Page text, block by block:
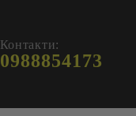
Контакти:
0988854173